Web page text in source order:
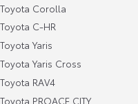
Toyota Corolla
Toyota C-HR
Toyota Yaris
Toyota Yaris Cross
Toyota RAV4
Toyota PROACE CITY